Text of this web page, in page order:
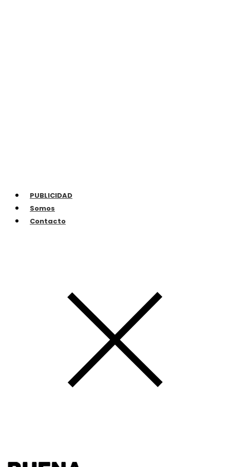
PUBLICIDAD
Somos
Contacto